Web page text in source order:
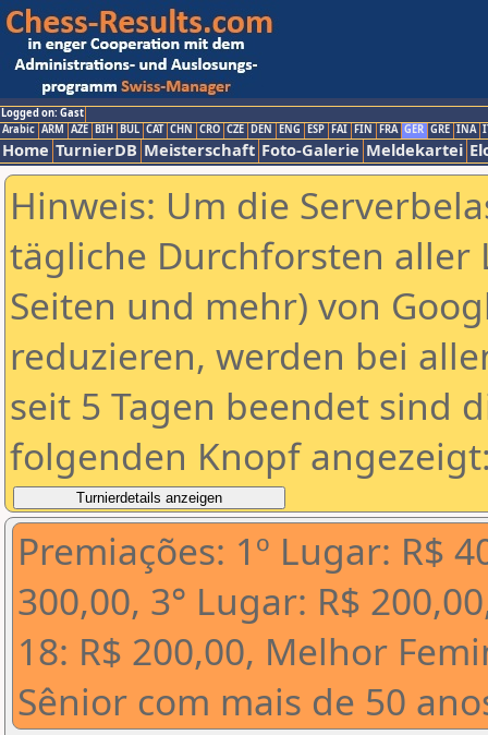
Logged on: Gast
Arabic ARM AZE BIH BUL CAT CHN CRO CZE DEN ENG ESP FAI FIN FRA GER GRE INA
Home TurnierDB Meisterschaft Foto-Galerie Meldekartei
Hinweis: Um die
tägliche Durchforsten aller
Seiten und mehr) von
reduzieren, werden bei
seit 5 Tagen beendet sind
folgenden Knopf
Premiações: 1º Lugar: R$
300,00, 3° Lugar: R$
18: R$ 200,00, Melhor
Sênior com mais de 50